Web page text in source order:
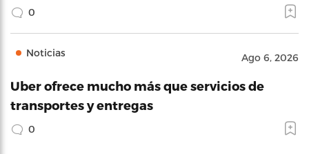
0
Noticias Ago 6, 2026
Uber ofrece mucho más que servicios de
transportes y entregas
0